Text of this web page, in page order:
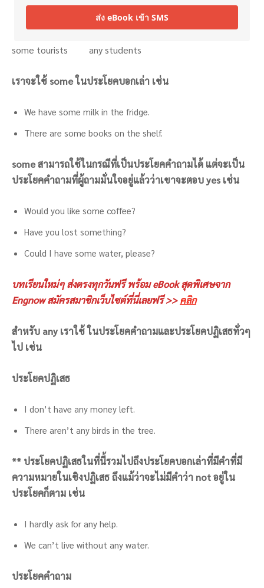
ส่ง eBook เข้า SMS
some tourists any students
เราจะใช้ some ในประโยคบอกเล่า เช่น
We have some milk in the fridge.
There are some books on the shelf.
some สามารถใช้ในกรณีที่เป็นประโยคคำถามได้ แต่จะเป็น
ประโยคคำถามที่ผู้ถามมั่นใจอยู่แล้วว่าเขาจะตอบ yes เช่น
Would you like some coffee?
Have you lost something?
Could I have some water, please?
บทเรียนใหม่ๆ ส่งตรงทุกวันฟรี พร้อม eBook สุดพิเศษจาก
Engnow สมัครสมาชิกเว็บไซต์ที่นี่เลยฟรี >>คลิก
สำหรับ any เราใช้ ในประโยคคำถามและประโยคปฏิเสธทั่วๆ
ไป เช่น
ประโยคปฏิเสธ
I don’t have any money left.
There aren’t any birds in the tree.
** ประโยคปฏิเสธในที่นี้รวมไปถึงประโยคบอกเล่าที่มีคำที่มี
ความหมายในเชิงปฏิเสธ ถึงแม้ว่าจะไม่มีคำว่า not อยู่ใน
ประโยคก็ตาม เช่น
I hardly ask for any help.
We can’t live without any water.
ประโยคคำถาม